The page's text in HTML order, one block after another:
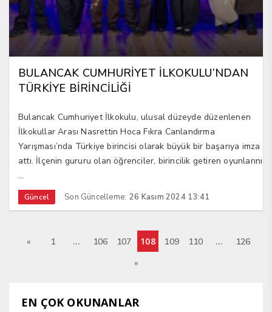
BULANCAK CUMHURİYET İLKOKULU’NDAN
TÜRKİYE BİRİNCİLİĞİ
Bulancak Cumhuriyet İlkokulu, ulusal düzeyde düzenlenen
İlkokullar Arası Nasrettin Hoca Fıkra Canlandırma
Yarışması’nda Türkiye birincisi olarak büyük bir başarıya imza
attı. İlçenin gururu olan öğrenciler, birincilik getiren oyunlarını
...
Güncel Son Güncelleme: 26 Kasım 2024 13:41
« 1 … 106 107 108 109 110 …
126
«
EN ÇOK OKUNANLAR